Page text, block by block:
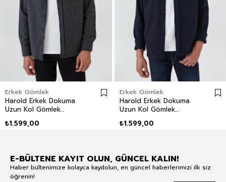
Erkek Gömlek
Harold Erkek Dokuma
Uzun Kol Gömlek
₺1.599,00
Erkek Gömlek
Harold Erkek Dokuma
Uzun Kol Gömlek
₺1.599,00
E-BÜLTENE KAYIT OLUN, GÜNCEL KALIN!
Haber bültenimize kolayca kaydolun, en güncel haberlerimizi ilk siz
öğrenin!